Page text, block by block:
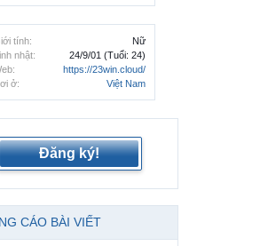
tính:
Nữ
nhật:
24/9/01 (Tuổi: 24)
https://23win.cloud/
ở:
Việt Nam
Đăng ký!
CÁO BÀI VIẾT